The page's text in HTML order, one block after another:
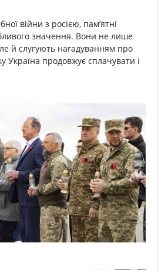
війни з росією, пам’ятні
значення. Вони не лише
й слугують нагадуванням про
Україна продовжує сплачувати і